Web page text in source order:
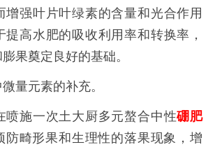
增强叶片叶绿素的含量和光合作用
提高水肥的吸收利用率和转换率，
果奠定良好的基础。
量元素的补充。
喷施一次土大厨多元螯合中性硼肥
防畸形果和生理性的落果现象，增